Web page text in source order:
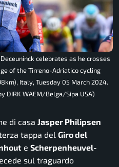
celebrates as he crosses
of the Tirreno-Adriatico cycling
Italy, Tuesday 05 March 2024.
DIRK WAEM/Belga/Sipa USA)
di casa Jasper Philipsen
tappa del Giro del
e Scherpenheuvel-
sul traguardo